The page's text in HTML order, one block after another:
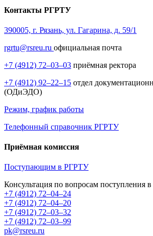
Контакты РГРТУ
390005, г. Рязань, ул. Гагарина, д. 59/1
rgrtu@rsreu.ru официальная почта
+7 (4912) 72–03–03 приёмная ректора
+7 (4912) 92–22–15 отдел
(ОДиЭДО)
Режим, график работы
Телефонный справочник РГРТУ
Приёмная комиссия
Поступающим в РГРТУ
Консультация по вопросам поступления
+7 (4912) 72–04–24
+7 (4912) 72–04–20
+7 (4912) 72–03–32
+7 (4912) 72–03–99
pk@rsreu.ru